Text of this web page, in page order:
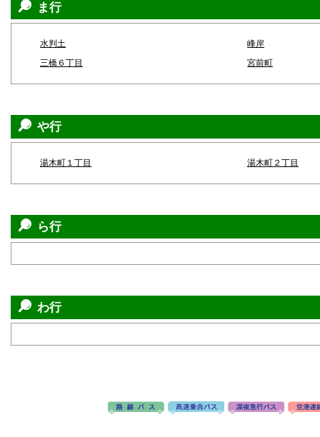
ま行
水判土
峰岸
三橋６丁目
宮前町
や行
湯木町１丁目 湯木町２丁目
ら行
わ行